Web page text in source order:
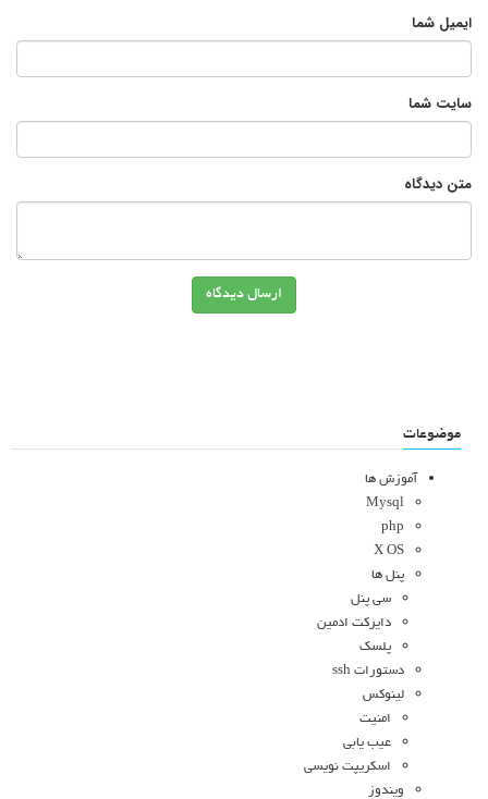
ایمیل شما
سایت شما
متن دیدگاه
ارسال دیدگاه
موضوعات
آموزش ها
Mysql
php
X OS
پنل ها
سی پنل
دایرکت ادمین
پلسک
دستورات ssh
لینوکس
امنیت
عیب یابی
اسکریپت نویسی
ویندوز